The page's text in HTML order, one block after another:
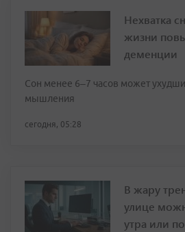
Нехватка
жизни
деменции
Сон менее 6–7 часов может
мышления
сегодня, 05:28
В жару
улице
утра или